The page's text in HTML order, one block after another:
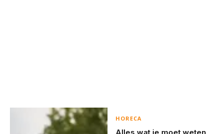
HORECA
Alles wat je moet weten